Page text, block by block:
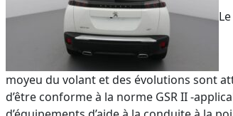
moyeu du volant et des évolutions sont
d’être conforme à la norme GSR II -